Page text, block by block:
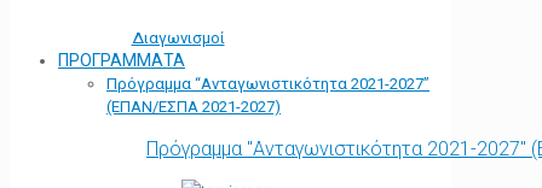
Διαγωνισμοί
ΠΡΟΓΡΑΜΜΑΤΑ
Πρόγραμμα “Ανταγωνιστικότητα 2021-2027”
(ΕΠΑΝ/ΕΣΠΑ 2021-2027)
Πρόγραμμα "Ανταγωνιστικότητα 2021-